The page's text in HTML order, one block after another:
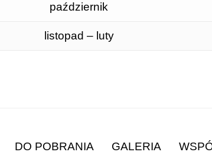
październik
listopad – luty
DO POBRANIA GALERIA